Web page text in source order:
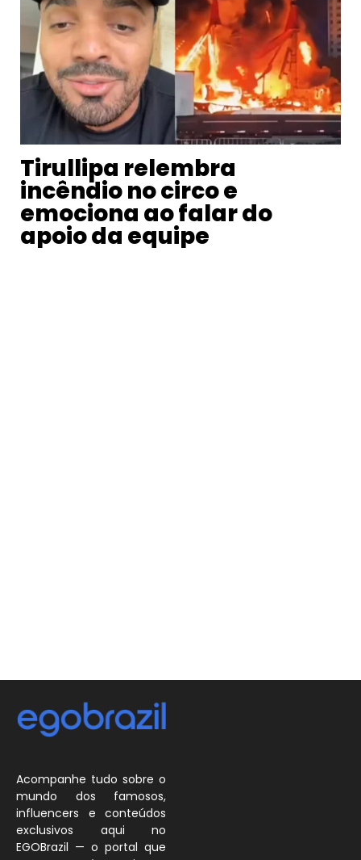
Tirullipa relembra
incêndio no circo e
emociona ao falar do
apoio da equipe
Acompanhe tudo sobre o
mundo dos famosos,
influencers e conteúdos
exclusivos aqui no
EGOBrazil — o portal que